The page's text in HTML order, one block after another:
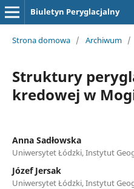
Biuletyn Peryglacjalny
Strona domowa / Archiwum /
Struktury
kredowej w
Anna Sadłowska
Uniwersytet Łódzki, Instytut
Józef Jersak
Uniwersytet Łódzki, Instytut